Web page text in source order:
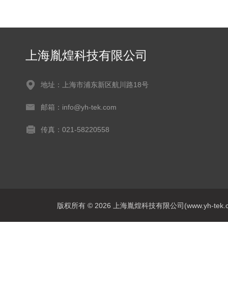
上海胤煌科技有限公司
地址：上海市浦东新区航川路18号
邮箱：info@yh-tek.com
传真：021-58220558
版权所有 © 2026 上海胤煌科技有限公司(www.yh-